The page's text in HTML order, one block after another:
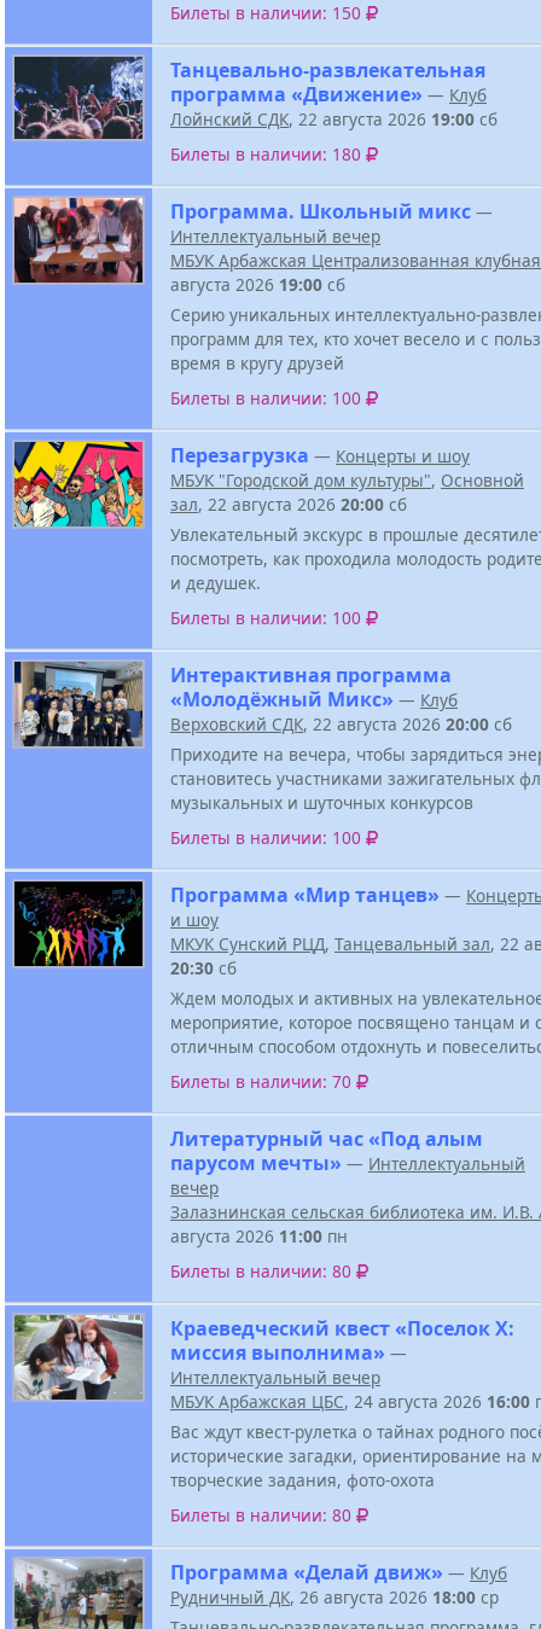
Билеты в наличии: 150
Танцевально-развлекательная
программа «Движение» — Клуб
Лойнский СДК, 22 августа 2026 19:00 сб
Билеты в наличии: 180
Программа. Школьный микс —
Интеллектуальный вечер
МБУК Арбажская Централизованная
августа 2026 19:00 сб
Серию уникальных интеллектуально-
программ для тех, кто хочет весело и с
время в кругу друзей
Билеты в наличии: 100
Перезагрузка — Концерты и шоу
МБУК "Городской дом культуры", Основной
зал, 22 августа 2026 20:00 сб
Увлекательный экскурс в прошлые
посмотреть, как проходила молодость
и дедушек.
Билеты в наличии: 100
Интерактивная программа
«Молодёжный Микс» — Клуб
Верховский СДК, 22 августа 2026 20:00 сб
Приходите на вечера, чтобы зарядиться
становитесь участниками зажигательных
музыкальных и шуточных конкурсов
Билеты в наличии: 100
Программа «Мир танцев» —
и шоу
МКУК Сунский РЦД, Танцевальный зал, 22
20:30 сб
Ждем молодых и активных на
мероприятие, которое посвящено танцам и
отличным способом отдохнуть и
Билеты в наличии: 70
Литературный час «Под алым
парусом мечты» — Интеллектуальный
вечер
Залазнинская сельская библиотека им.
августа 2026 11:00 пн
Билеты в наличии: 80
Краеведческий квест «Поселок Х:
миссия выполнима» —
Интеллектуальный вечер
МБУК Арбажская ЦБС, 24 августа 2026 16:00
Вас ждут квест-рулетка о тайнах родного
исторические загадки, ориентирование на
творческие задания, фото-охота
Билеты в наличии: 80
Программа «Делай движ» — Клуб
Рудничный ДК, 26 августа 2026 18:00 ср